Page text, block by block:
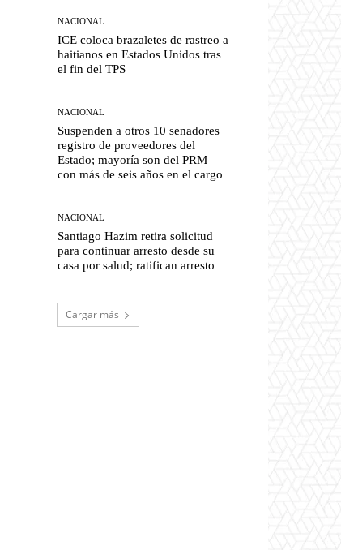
NACIONAL
ICE coloca brazaletes de rastreo a
haitianos en Estados Unidos tras
el fin del TPS
NACIONAL
Suspenden a otros 10 senadores
registro de proveedores del
Estado; mayoría son del PRM
con más de seis años en el cargo
NACIONAL
Santiago Hazim retira solicitud
para continuar arresto desde su
casa por salud; ratifican arresto
Cargar más